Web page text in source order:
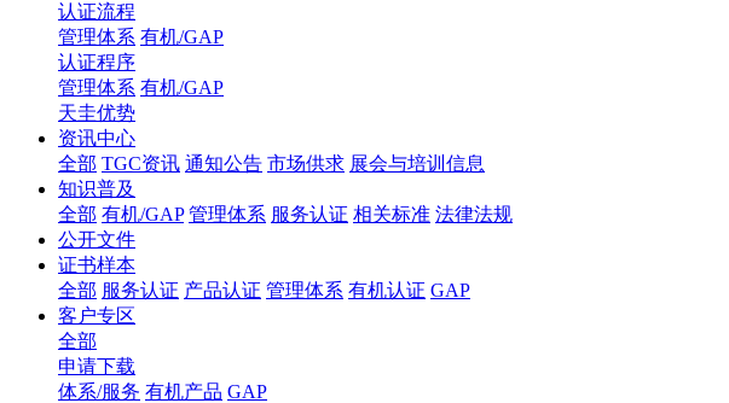
认证流程
管理体系 有机/GAP
认证程序
管理体系 有机/GAP
天圭优势
资讯中心
全部 TGC资讯 通知公告 市场供求 展会与培训信息
知识普及
全部 有机/GAP 管理体系 服务认证 相关标准 法律法规
公开文件
证书样本
全部 服务认证 产品认证 管理体系 有机认证 GAP
客户专区
全部
申请下载
体系/服务 有机产品 GAP